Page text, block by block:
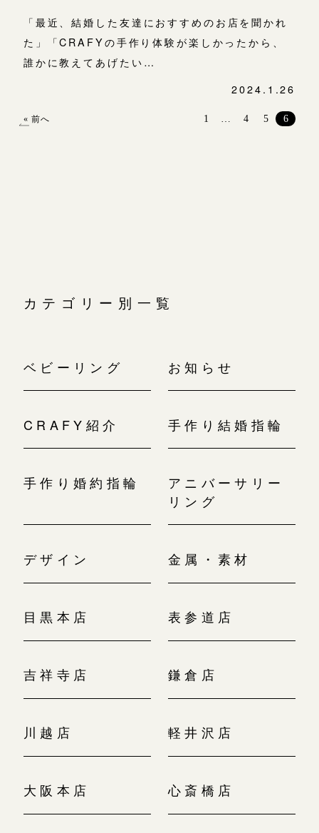
「最近、結婚した友達におすすめのお店を聞かれ
た」「CRAFYの手作り体験が楽しかったから、
誰かに教えてあげたい…
2024.1.26
稿
« 前へ 1 … 4 5 6
カテゴリー別一覧
ベビーリング お知らせ
CRAFY紹介 手作り結婚指輪
手作り婚約指輪
アニバーサリー
リング
デザイン 金属・素材
目黒本店 表参道店
吉祥寺店 鎌倉店
川越店 軽井沢店
大阪本店 心斎橋店